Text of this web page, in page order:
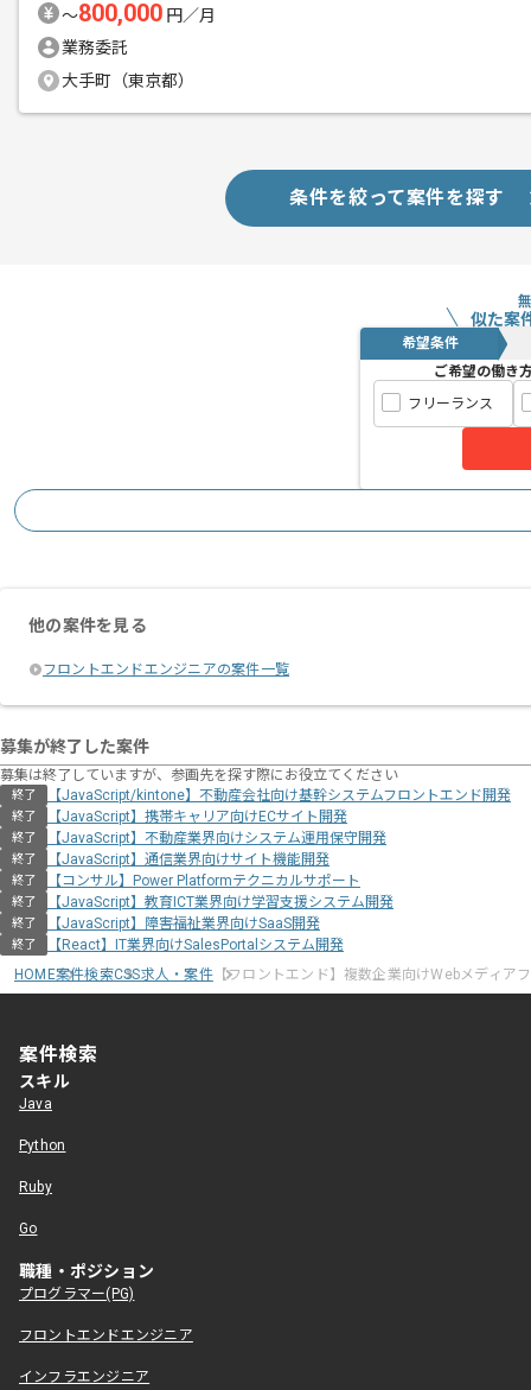
〜800,000 円／月
業務委託
大手町（東京都）
条件を絞って案件を探す
似た案
希望条件
ご希望の働き
フリーランス
他の案件を見る
フロントエンドエンジニアの案件一覧
募集が終了した案件
募集は終了していますが、参画先を探す際にお役立てください
終了 【JavaScript/kintone】不動産会社向け基幹システムフロントエンド開発
終了 【JavaScript】携帯キャリア向けECサイト開発
終了 【JavaScript】不動産業界向けシステム運用保守開発
終了 【JavaScript】通信業界向けサイト機能開発
終了 【コンサル】Power Platformテクニカルサポート
終了 【JavaScript】教育ICT業界向け学習支援システム開発
終了 【JavaScript】障害福祉業界向けSaaS開発
終了
【React】IT業界向けSalesPortalシステム開発
HOME案件検索CSS求人・案件【フロントエンド】複数企業向けWebメディア
案件検索
スキル
Java
Python
Ruby
Go
職種・ポジション
プログラマー(PG)
フロントエンドエンジニア
インフラエンジニア